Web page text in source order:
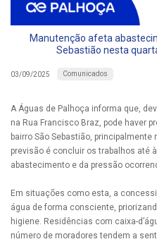
Manutenção afeta
Sebastião nesta
03/09/2025 Comunicados
A Águas de Palhoça informa que,
na Rua Francisco Braz, pode haver
bairro São Sebastião,
previsão é concluir os trabalhos até
abastecimento e da pressão
Em situações como esta, a
água de forma consciente,
higiene. Residências com caixa-
número de moradores tendem a